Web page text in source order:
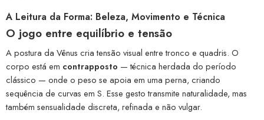
A Leitura da Forma: Beleza, Movimento e Técnica
O jogo entre equilíbrio e tensão
A postura da Vênus cria tensão visual entre tronco e quadris. O
corpo está em contrapposto — técnica herdada do período
clássico — onde o peso se apoia em uma perna, criando
sequência de curvas em S. Esse gesto transmite naturalidade, mas
também sensualidade discreta, refinada e não vulgar.